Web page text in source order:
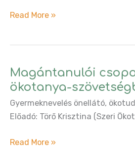
Házikó
vállalkozás,
ami
vidéket
fejleszt.
Read More »
Magántanulói
ökotanya-
Gyermeknevelés önellátó,
Előadó: Törő Krisztina (Szeri
Magántanulói
Read More »